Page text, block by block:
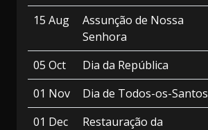
15 Aug
Assunção de Nossa
Senhora
05 Oct
Dia da República
01 Nov
Dia de Todos-os-Santos
01 Dec
Restauração da